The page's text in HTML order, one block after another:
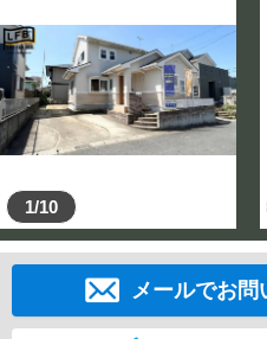
1/10
メールでお